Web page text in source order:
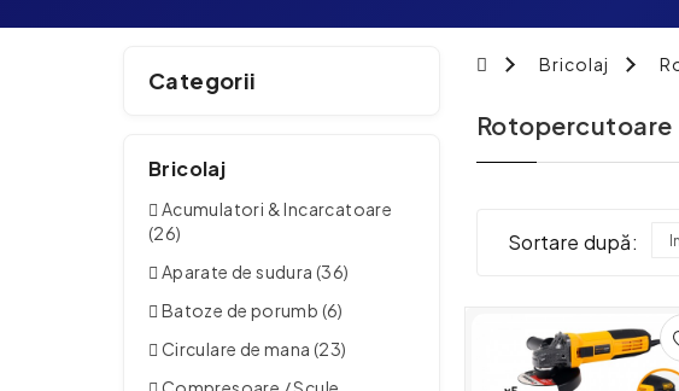
Categorii
Bricolaj
Acumulatori & Incarcatoare
(26)
Aparate de sudura (36)
Batoze de porumb (6)
Circulare de mana (23)
Bricolaj
Rotopercutoare
Sortare după: